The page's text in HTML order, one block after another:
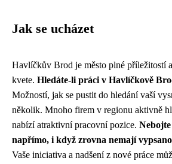
Jak se ucházet
Havlíčkův Brod je město plné příležitostí
kvete. Hledáte-li práci v Havlíčkově
Možností, jak se pustit do hledání vaší
několik. Mnoho firem v regionu aktivně
nabízí atraktivní pracovní pozice.
napřímo, i když zrovna nemají
Vaše iniciativa a nadšení z nové práce